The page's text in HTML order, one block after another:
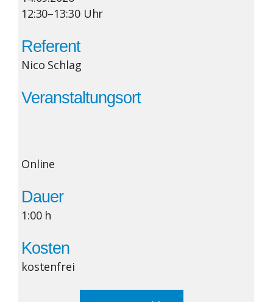
12:30–13:30 Uhr
Referent
Nico Schlag
Veranstaltungsort
Online
Dauer
1:00 h
Kosten
kostenfrei